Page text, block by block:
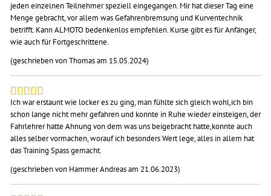
jeden einzelnen Teilnehmer speziell eingegangen. Mir hat dieser Tag eine
Menge gebracht, vor allem was Gefahrenbremsung und Kurventechnik
betrifft. Kann ALMOTO bedenkenlos empfehlen. Kurse gibt es für Anfänger,
wie auch für Fortgeschrittene.
(geschrieben von Thomas am 15.05.2024)
Ich war erstaunt wie locker es zu ging, man fühlte sich gleich wohl,ich bin
schon lange nicht mehr gefahren und konnte in Ruhe wieder einsteigen, der
Fahrlehrer hatte Ahnung von dem was uns beigebracht hatte,konnte auch
alles selber vormachen, worauf ich besonders Wert lege, alles in allem hat
das Training Spass gemacht.
(geschrieben von Hammer Andreas am 21.06.2023)